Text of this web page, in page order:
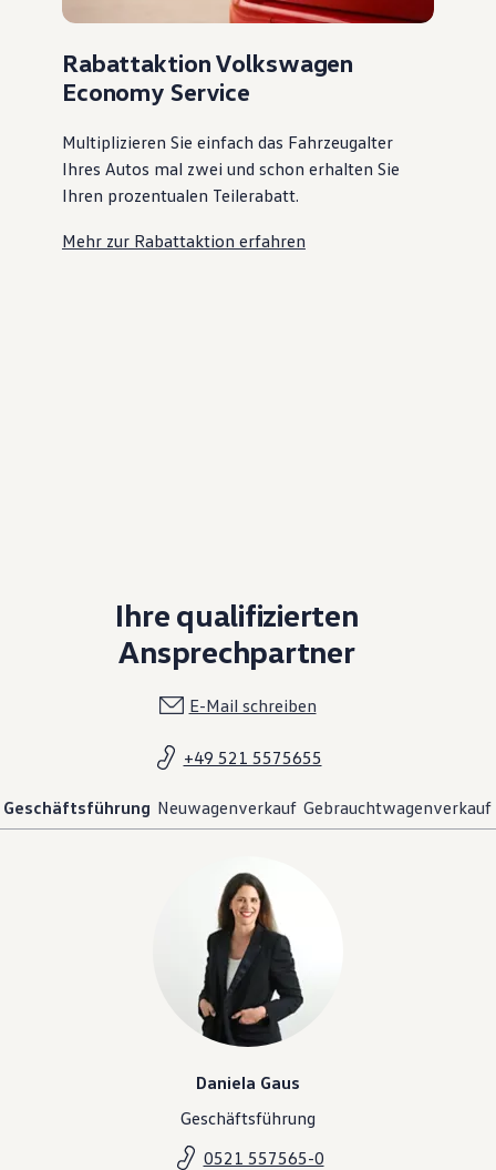
Rabattaktion Volkswagen
Economy Service
Multiplizieren Sie einfach das Fahrzeugalter
Ihres Autos mal zwei und schon erhalten Sie
Ihren prozentualen Teilerabatt.
Mehr zur Rabattaktion erfahren
Ihre qualifizierten
Ansprechpartner
E-Mail schreiben
+49 521 5575655
Geschäftsführung Neuwagenverkauf Gebrauchtwagenverkauf
Daniela Gaus
Geschäftsführung
0521 557565-0